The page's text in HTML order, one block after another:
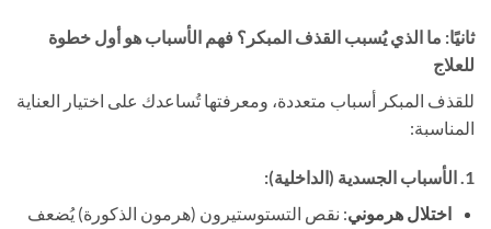
ثانيًا: ما الذي يُسبب القذف المبكر؟ فهم الأسباب هو أول خطوة
للعلاج
للقذف المبكر أسباب متعددة، ومعرفتها تُساعدك على اختيار العناية
المناسبة:
1. الأسباب الجسدية (الداخلية):
اختلال هرموني: نقص التستوستيرون (هرمون الذكورة) يُضعف